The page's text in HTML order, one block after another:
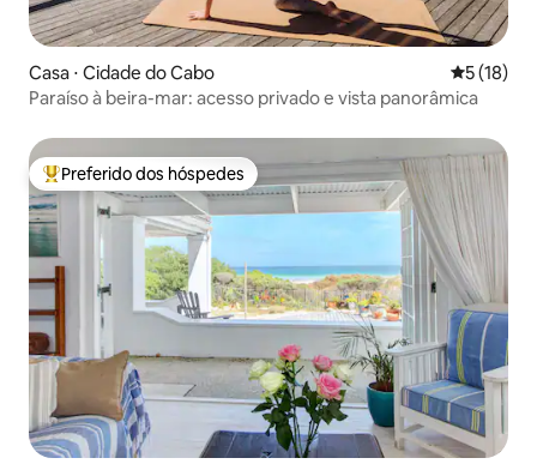
Casa ⋅ Cidade do Cabo 5 de uma
5 (18)
Paraíso à beira-mar: acesso privado e vista panorâmica
Entre os melhores preferidos dos hóspedes
Preferido dos hóspedes